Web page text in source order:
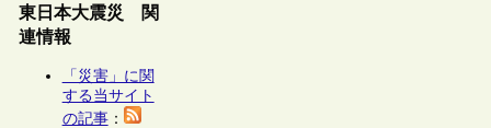
東日本大震災 関
連情報
「災害」に関
する当サイト
の記事：